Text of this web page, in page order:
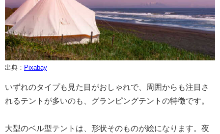
出典： Pixabay
いずれのタイプも見た目がおしゃれで、周囲からも注目さ
れるテントが多いのも、グランピングテントの特徴です。
大型のベル型テントは、形状そのものが絵になります。夜